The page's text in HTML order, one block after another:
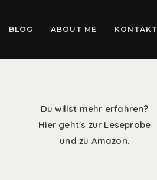
BLOG ABOUT ME KONTAKT
Du willst mehr erfahren?
Hier geht's zur Leseprobe
und zu Amazon.